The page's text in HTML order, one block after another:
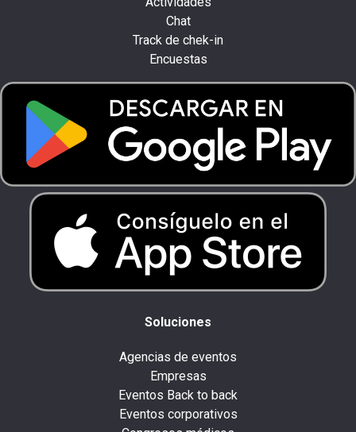
Chat
Track de chek-in
Encuestas
Soluciones
Agencias de eventos
Empresas
Eventos Back to back
Eventos corporativos